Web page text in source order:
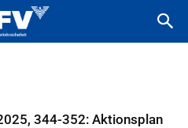
344-352: Aktionsplan